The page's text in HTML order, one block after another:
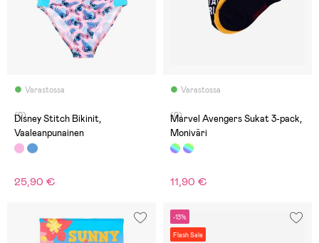
Varastossa
(0)
Disney Stitch Bikinit,
Vaaleanpunainen
25,90 €
Varastossa
(0)
Marvel Avengers Sukat 3-pack,
Moniväri
11,90 €
-13%
Flash Sale